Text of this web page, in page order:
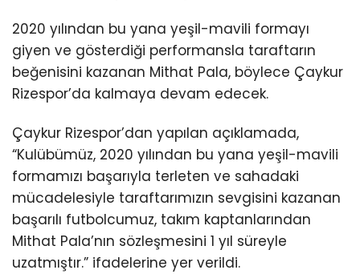
2020 yılından bu yana yeşil-mavili formayı
giyen ve gösterdiği performansla taraftarın
beğenisini kazanan Mithat Pala, böylece Çaykur
Rizespor’da kalmaya devam edecek.
Çaykur Rizespor’dan yapılan açıklamada,
“Kulübümüz, 2020 yılından bu yana yeşil-mavili
formamızı başarıyla terleten ve sahadaki
mücadelesiyle taraftarımızın sevgisini kazanan
başarılı futbolcumuz, takım kaptanlarından
Mithat Pala’nın sözleşmesini 1 yıl süreyle
uzatmıştır.” ifadelerine yer verildi.